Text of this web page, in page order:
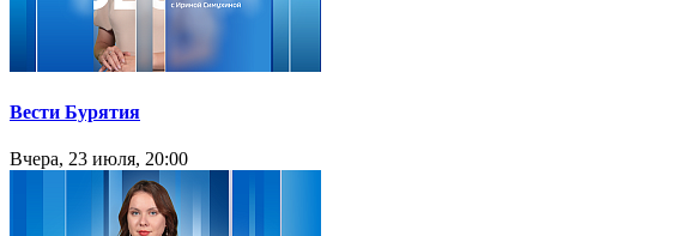
Вести Бурятия
Вчера, 23 июля, 20:00